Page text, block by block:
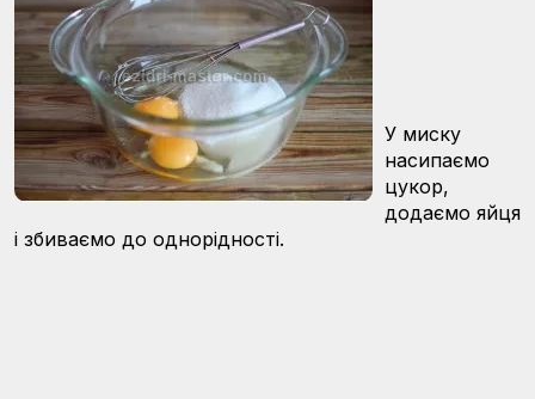
У миску
насипаємо
цукор,
додаємо яйця
і збиваємо до однорідності.